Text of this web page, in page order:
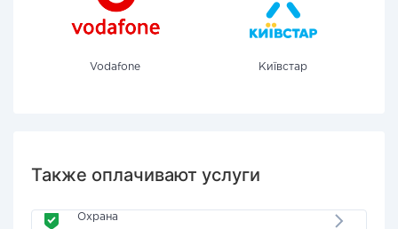
Vodafone Київстар
Также оплачивают услуги
Охрана